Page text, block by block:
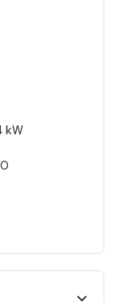
kW